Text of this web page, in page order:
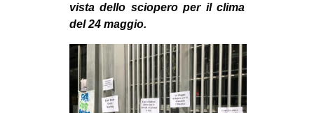
MOBILITAZIONI
SPAZI
SPORT POPOLARE
MOVIMENTI
AMBIENTE
vista dello sciopero per il clima
del 24 maggio.